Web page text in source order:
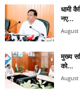
धामी
नए...
August
मुख्य
को...
August